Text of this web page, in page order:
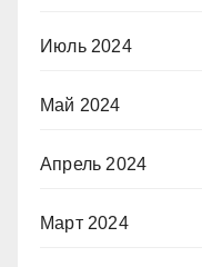
Июль 2024
Май 2024
Апрель 2024
Март 2024